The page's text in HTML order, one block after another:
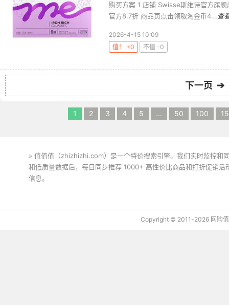
购买方案 1 店铺 Swisse斯维诗官方旗
官方8.7折 商品页点击领取淘金币4... 查
2026-4-15 10:09
值！ +0
不值 -0
下一页 ➔
1 2 3 4 5 ... 50 100
» 值值值（zhizhizhi.com）是一个特价搜索引擎。我们实时监控和
和低质量数据后，每日同步推荐 1000+ 高性价比商品和打折促销
信息。
Copyright © 2011-2026 网购